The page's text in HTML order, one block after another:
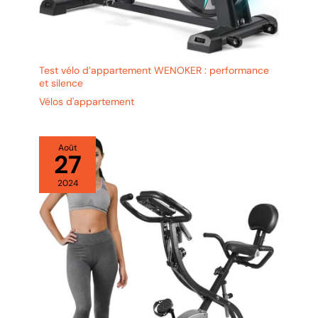
Test vélo d’appartement WENOKER : performance
et silence
Vélos d'appartement
Août
27
2024